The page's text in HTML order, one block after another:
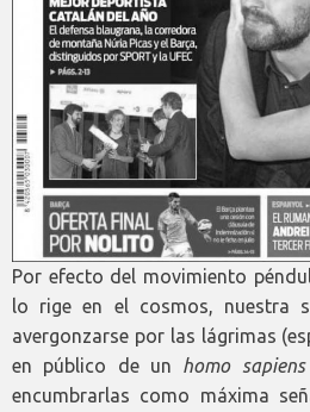
Por efecto del movimiento
lo rige en el cosmos, nuestra
avergonzarse por las lágrimas
en público de un homo sapiens
encumbrarlas como máxima